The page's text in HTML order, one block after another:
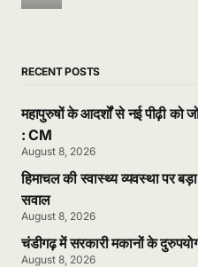
RECENT POSTS
महापुरुषों के आदर्शों से नई पीढ़ी को
: CM
August 8, 2026
हिमाचल की स्वास्थ्य व्यवस्था पर
सवाल
August 8, 2026
चंडीगढ़ में सरकारी मकानों के
August 8, 2026